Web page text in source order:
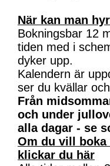
När kan man
Bokningsbar 12
tiden med i
dyker upp.
Kalendern är
ser du kvällar
Från
och under
alla dagar - se
Om du vill boka
klickar du här